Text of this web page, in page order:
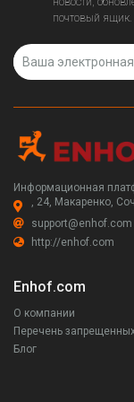
почтовый ящик.
Информационная
, 24, Макаренко,
support@enhof.com
http://enhof.com
Enhof.com
О компании
Перечень
Блог